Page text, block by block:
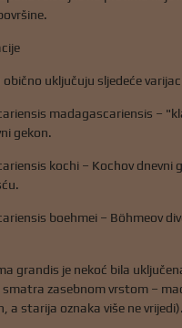
uključuju sljedeće
madagascariensis –
gekon.
kochi – Kochov dnevni
boehmei – Böhmeov
grandis je nekoć bila
smatra zasebnom vrstom –
a starija oznaka više ne vrijedi).